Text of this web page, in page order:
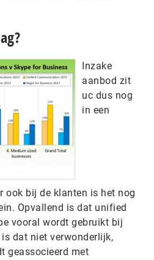
Inzake
aanbod zit
uc dus nog
in een
ook bij de klanten is het nog
Opvallend is dat unified
vooral wordt gebruikt bij
dat niet verwonderlijk,
geassocieerd met